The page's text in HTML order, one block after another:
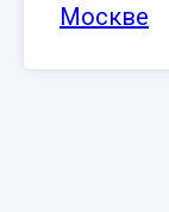
Москве